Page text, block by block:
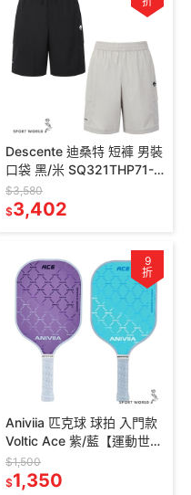
Descente 迪桑特 短褲 男裝
口袋 黑/米 SQ321THP71-
BLK0/SQ321THP71-BEIG
$3,580
$3,402
9
折
Aniviia 匹克球 球拍 入門款
Voltic Ace 紫/藍【運動世
界】P0002/P0001
$1,500
$1,350